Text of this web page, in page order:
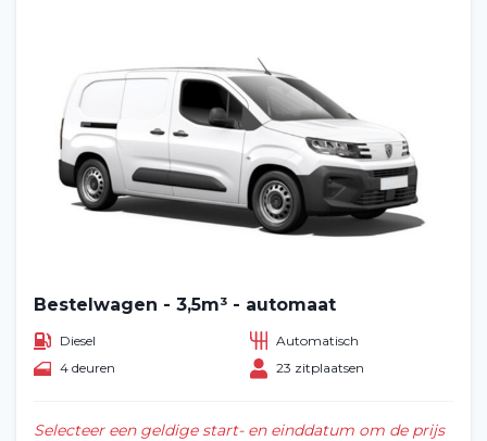
Bestelwagen - 3,5m³ - automaat
Diesel
Automatisch
4 deuren
23 zitplaatsen
Selecteer een geldige start- en einddatum om de prijs